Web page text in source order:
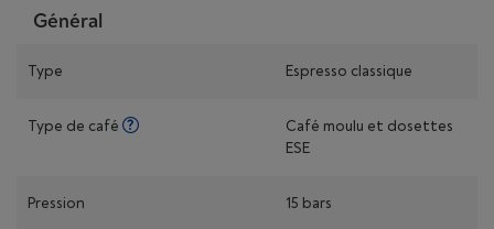
Général
Type Espresso classique
Type de café
Café moulu et dosettes
ESE
Pression 15 bars